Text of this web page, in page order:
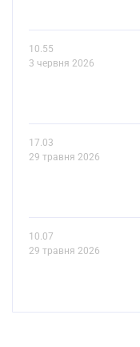
10.55
3 червня 2026
17.03
29 травня 2026
10.07
29 травня 2026